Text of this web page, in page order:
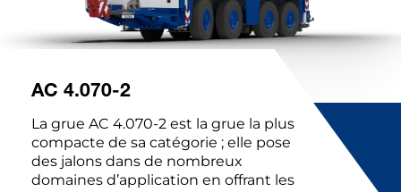
AC 4.070-2
La grue AC 4.070-2 est la grue la plus
compacte de sa catégorie ; elle pose
des jalons dans de nombreux
domaines d’application en offrant les